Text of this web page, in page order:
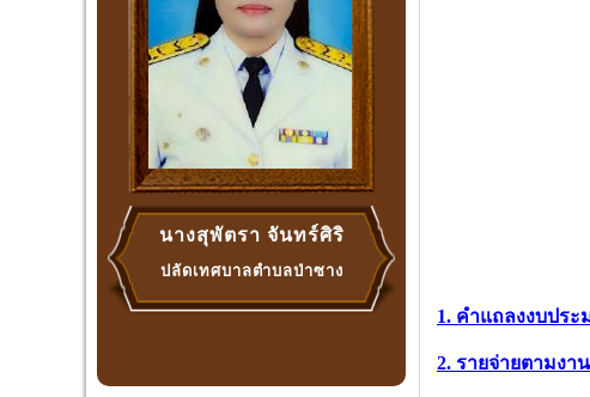
นางสุพัตรา จันทร์ศิริ
ปลัดเทศบาลตำบลป่าซาง
1. คำแถลงงบปร
2. รายจ่ายตามงา